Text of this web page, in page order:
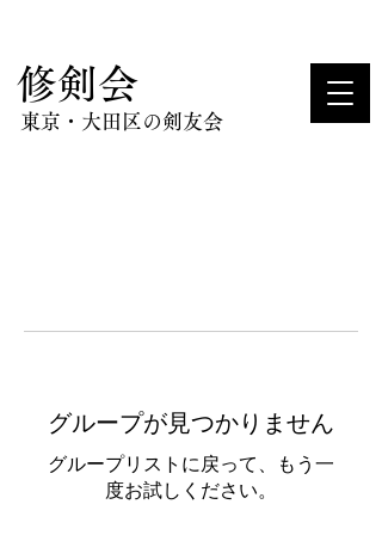
​修剣会
東京・大田区の剣友会
グループが見つかりません
グループリストに戻って、もう一
度お試しください。